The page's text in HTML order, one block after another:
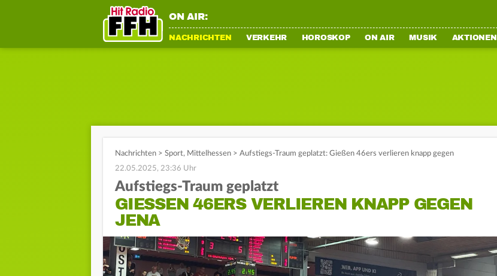
ON AIR:
NACHRICHTEN VERKEHR HOROSKOP ON AIR MUSIK AKTIONEN
Nachrichten > Sport, Mittelhessen > Aufstiegs-Traum geplatzt: Gießen 46ers verlieren knapp gegen
22.05.2025, 23:36 Uhr
Aufstiegs-Traum geplatzt
GIESSEN 46ERS VERLIEREN KNAPP GEGEN J
ENA